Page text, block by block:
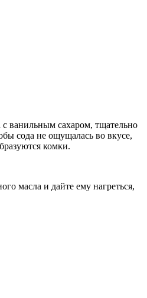
ванильным сахаром, тщательно
сода не ощущалась во вкусе,
комки.
масла и дайте ему нагреться,